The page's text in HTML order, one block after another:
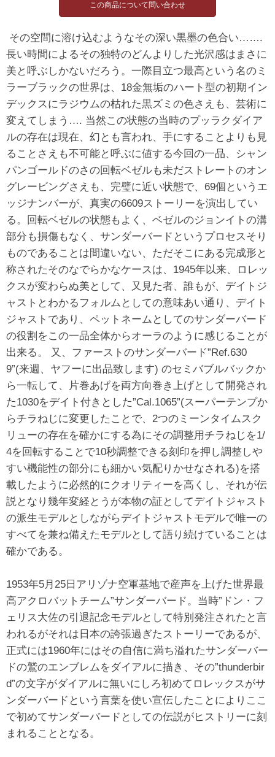
その空間に溶け込むようなその深い黒墨の色合い…….
長い時間によるその独特のどんよりした光沢感はまさに
美と呼ぶしかないだろう。一際目立つ最高という名のミ
ラーブラックの世界は、18金無垢のハート型の初期イン
デックスにラジウムの枯れた黒ズミの色さえも、芸術に
変えてしまう…. 当然この状態の当時のプッラクダイア
ルの存在は現在、幻とも言われ、手にすることよりも見
ることさえも不可能と呼ぶに値する今回の一品、シャン
パンゴールドのさの回転ベゼルも未だストレートのオン
グレービングさえも、完璧に近い状態で、69個というエ
ッジナンバーが、真実の6609ストーリーを演出してい
る。回転ベゼルの状態もよく、ベゼルのジョンイトの溝
部分も損傷もなく、サンダーバードというプロセスそり
ものであることは間違いない、ただそこにある完成形と
称されたそのなでらかなケースは、1945年以来、ロレッ
クスが変わらぬ美として、又見た者、誰もが、デイトジ
ャストとわかるフォルムとしての意味あい通り、デイト
ジャストであり、ペットネームとしてのサンダーバード
の役割をこの一品全体からオーラのように感じることが
出来る。 又、ファーストのサンダーバード”Ref.630
9”(来週、ヤフーに出品致します) のセミバブルバックか
ら一転して、片巻あげを両方向巻き上げとして開発され
た1030をデイト付きとした”Cal.1065”(スーパーテンプか
らチラねじに変更したことで、2つのミーンタイムスク
リューの存在を確かにする為にその調整用チラねじを1/
4を回転することで10秒調整できる刻印を押し調整しや
すい機能性の部分にも細かい気配りかせなされる)を搭
載したように必然的にクオリティーを高くし、それが伝
説となり幾年変経とうが本物の証としてデイトジャスト
の派生モデルとしながらデイトジャストモデルで唯一の
すべてを兼ね備えたモデルとして語り続けていることは
確かである。
1953年5月25日アリゾナ空軍基地で産声を上げた世界最
高アクロバットチーム”サンダーバード。当時”ドン・フ
ェリス大佐の引退記念モデルとして特別発注されたと言
われるがそれは日本の誇張過ぎたストーリーであるが、
正式には1960年にはその自信に満ち溢れたサンダーバー
ドの鷲のエンブレムをダイアルに描き、その”thunderbir
d”の文字がダイアルに無いにしろ初めてロレックスがサ
ンダーバードという言葉を使い宣伝したことによりここ
で初めてサンダーバードとしての伝説がヒストリーに刻
まれることとなる。